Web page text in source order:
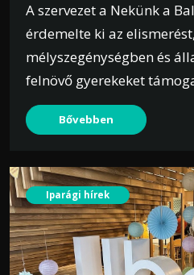
A szervezet a Nekünk a
érdemelte ki az
mélyszegénységben és
felnövő gyerekeket
Bővebben
Iparági hírek